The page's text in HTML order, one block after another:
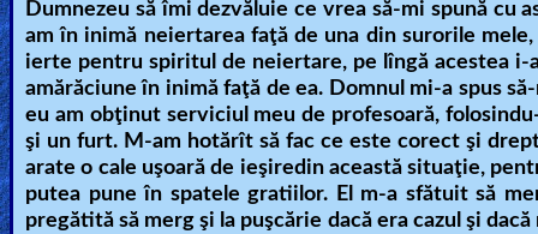
Dumnezeu să îmi dezvăluie ce vrea să-mi spună cu
am în inimă neiertarea faţă de una din surorile
ierte pentru spiritul de neiertare, pe lîngă acestea
amărăciune în inimă faţă de ea. Domnul mi-a spus
eu am obţinut serviciul meu de profesoară,
şi un furt. M-am hotărît să fac ce este corect şi
arate o cale uşoară de ieşiredin această situaţie,
putea pune în spatele gratiilor. El m-a sfătuit să
pregătită să merg şi la puşcărie dacă era cazul şi